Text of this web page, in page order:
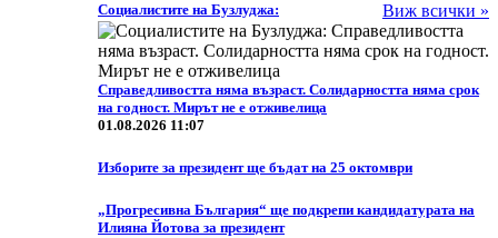
Виж всички »
Социалистите на Бузлуджа:
Справедливостта няма възраст. Солидарността няма срок
на годност. Мирът не е отживелица
01.08.2026 11:07
Изборите за президент ще бъдат на 25 октомври
„Прогресивна България“ ще подкрепи кандидатурата на
Илияна Йотова за президент